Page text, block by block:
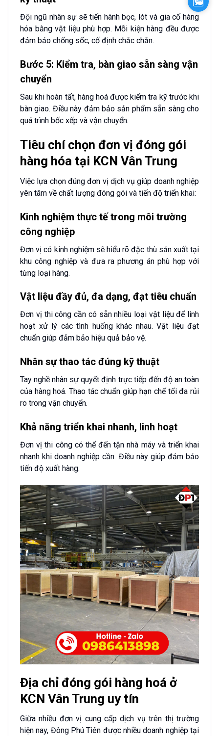
Đội ngũ nhân sự sẽ tiến hành bọc, lót và gia cố hàng
hóa bằng vật liệu phù hợp. Mỗi kiện hàng đều được
đảm bảo chống sốc, cố định chắc chắn.
Bước 5: Kiểm tra, bàn giao sẵn sàng vận
chuyển
Sau khi hoàn tất, hàng hoá được kiểm tra kỹ trước khi
bàn giao. Điều này đảm bảo sản phẩm sẵn sàng cho
quá trình bốc xếp và vận chuyển.
Tiêu chí chọn đơn vị đóng gói
hàng hóa tại KCN Vân Trung
Việc lựa chọn đúng đơn vị dịch vụ giúp doanh nghiệp
yên tâm về chất lượng đóng gói và tiến độ triển khai:
Kinh nghiệm thực tế trong môi trường
công nghiệp
Đơn vị có kinh nghiệm sẽ hiểu rõ đặc thù sản xuất tại
khu công nghiệp và đưa ra phương án phù hợp với
từng loại hàng.
Vật liệu đầy đủ, đa dạng, đạt tiêu chuẩn
Đơn vị thi công cần có sẵn nhiều loại vật liệu để linh
hoạt xử lý các tình huống khác nhau. Vật liệu đạt
chuẩn giúp đảm bảo hiệu quả bảo vệ.
Nhân sự thao tác đúng kỹ thuật
Tay nghề nhân sự quyết định trực tiếp đến độ an toàn
của hàng hoá. Thao tác chuẩn giúp hạn chế tối đa rủi
ro trong vận chuyển.
Khả năng triển khai nhanh, linh hoạt
Đơn vị thi công có thể đến tận nhà máy và triển khai
nhanh khi doanh nghiệp cần. Điều này giúp đảm bảo
tiến độ xuất hàng.
Địa chỉ đóng gói hàng hoá ở
KCN Vân Trung uy tín
Giữa nhiều đơn vị cung cấp dịch vụ trên thị trường
hiện nay, Đông Phú Tiên được nhiều doanh nghiệp tại